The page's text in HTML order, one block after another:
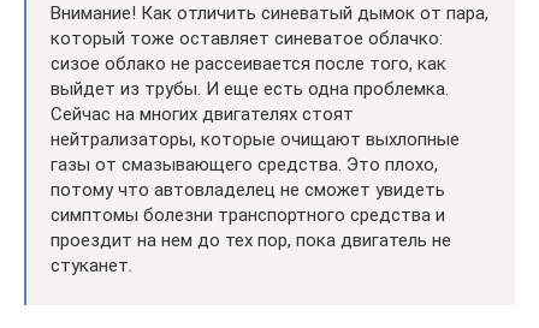
Внимание! Как отличить синеватый дымок от пара,
который тоже оставляет синеватое облачко:
сизое облако не рассеивается после того, как
выйдет из трубы. И еще есть одна проблемка.
Сейчас на многих двигателях стоят
нейтрализаторы, которые очищают выхлопные
газы от смазывающего средства. Это плохо,
потому что автовладелец не сможет увидеть
симптомы болезни транспортного средства и
проездит на нем до тех пор, пока двигатель не
стуканет.